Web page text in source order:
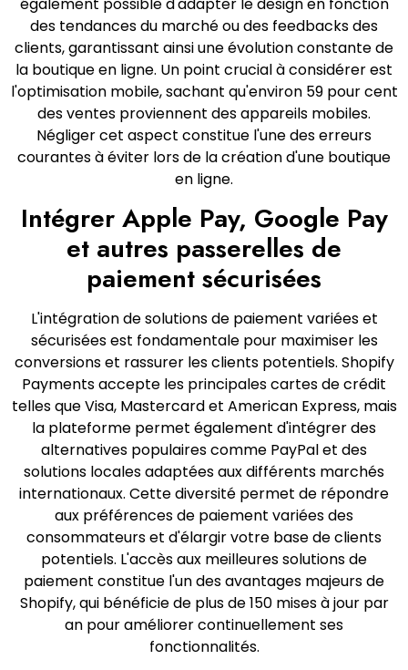
des tendances du marché ou des feedbacks des
clients, garantissant ainsi une évolution constante de
la boutique en ligne. Un point crucial à considérer est
l'optimisation mobile, sachant qu'environ 59 pour cent
des ventes proviennent des appareils mobiles.
Négliger cet aspect constitue l'une des erreurs
courantes à éviter lors de la création d'une boutique
en ligne.
Intégrer Apple Pay, Google Pay
et autres passerelles de
paiement sécurisées
L'intégration de solutions de paiement variées et
sécurisées est fondamentale pour maximiser les
conversions et rassurer les clients potentiels. Shopify
Payments accepte les principales cartes de crédit
telles que Visa, Mastercard et American Express, mais
la plateforme permet également d'intégrer des
alternatives populaires comme PayPal et des
solutions locales adaptées aux différents marchés
internationaux. Cette diversité permet de répondre
aux préférences de paiement variées des
consommateurs et d'élargir votre base de clients
potentiels. L'accès aux meilleures solutions de
paiement constitue l'un des avantages majeurs de
Shopify, qui bénéficie de plus de 150 mises à jour par
an pour améliorer continuellement ses
fonctionnalités.